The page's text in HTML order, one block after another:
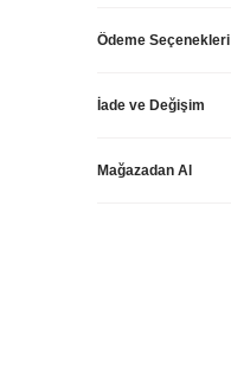
Ödeme Seçenekleri
İade ve Değişim
Mağazadan Al